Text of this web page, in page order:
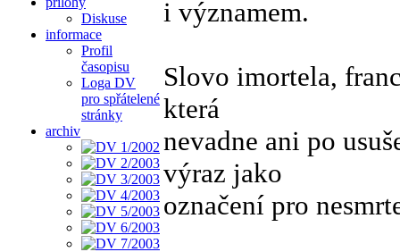
Diskuse
informace
Profil
časopisu
Loga DV
pro spřátelené
stránky
archiv
i významem.
Slovo imortela,
která
nevadne ani po
výraz jako
označení pro